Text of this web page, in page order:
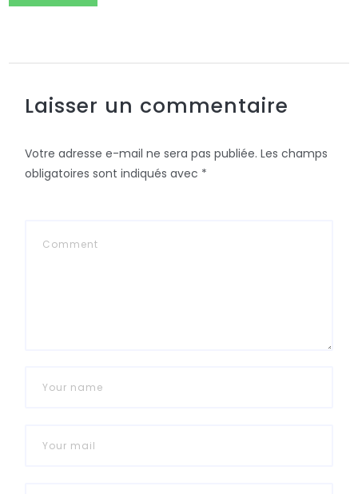
Laisser un commentaire
Votre adresse e-mail ne sera pas publiée. Les champs
obligatoires sont indiqués avec *